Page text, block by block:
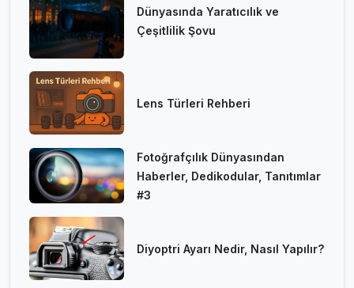
Dünyasında Yaratıcılık ve
Çeşitlilik Şovu
Lens Türleri Rehberi
Fotoğrafçılık Dünyasından
Haberler, Dedikodular, Tanıtımlar
#3
Diyoptri Ayarı Nedir, Nasıl Yapılır?